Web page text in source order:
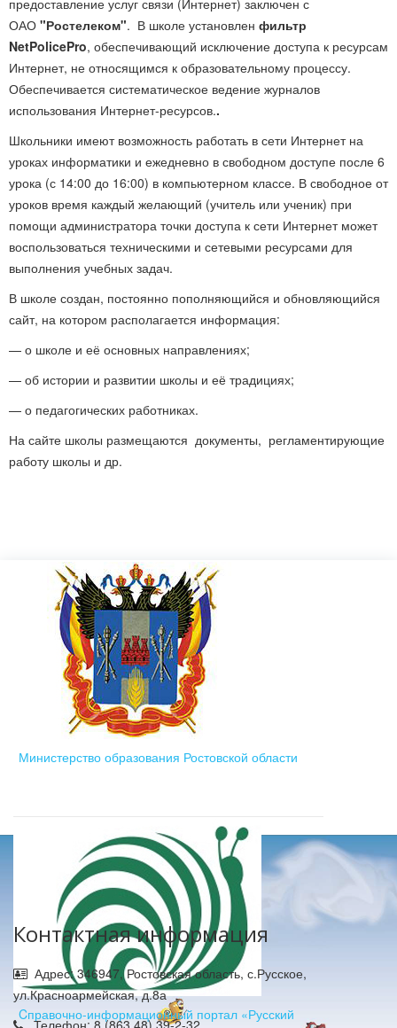
предоставление услуг связи (Интернет) заключен с
ОАО "Ростелеком". В школе установлен фильтр
NetPolicePro, обеспечивающий исключение доступа к ресурсам
Интернет, не относящимся к образовательному процессу.
Обеспечивается систематическое ведение журналов
использования Интернет-ресурсов..
Школьники имеют возможность работать в сети Интернет на
уроках информатики и ежедневно в свободном доступе после 6
урока (с 14:00 до 16:00) в компьютерном классе. В свободное от
уроков время каждый желающий (учитель или ученик) при
помощи администратора точки доступа к сети Интернет может
воспользоваться техническими и сетевыми ресурсами для
выполнения учебных задач.
В школе создан, постоянно пополняющийся и обновляющийся
сайт, на котором располагается информация:
— о школе и её основных направлениях;
— об истории и развитии школы и её традициях;
— о педагогических работниках.
На сайте школы размещаются документы, регламентирующие
работу школы и др.
Министерство образования Ростовской области
Cправочно-информационный портал «Русский
Контактная информация
Адрес: 346947, Ростовская область, с.Русское,
ул.Красноармейская, д.8а
Телефон: 8 (863 48) 39-2-32